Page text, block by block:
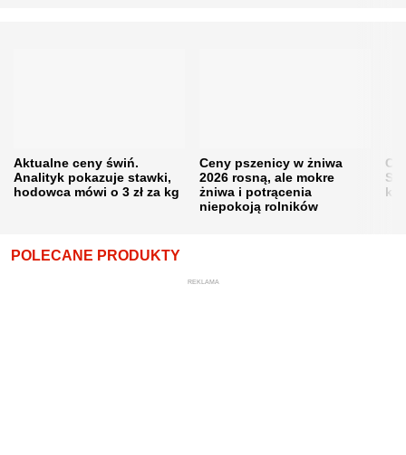
Aktualne ceny świń.
Analityk pokazuje stawki,
hodowca mówi o 3 zł za kg
Ceny pszenicy w żniwa
2026 rosną, ale mokre
żniwa i potrącenia
niepokoją rolników
POLECANE PRODUKTY
REKLAMA